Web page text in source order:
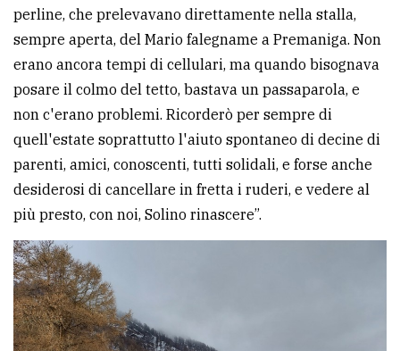
perline, che prelevavano direttamente nella stalla,
sempre aperta, del Mario falegname a Premaniga. Non
erano ancora tempi di cellulari, ma quando bisognava
posare il colmo del tetto, bastava un passaparola, e
non c'erano problemi. Ricorderò per sempre di
quell'estate soprattutto l'aiuto spontaneo di decine di
parenti, amici, conoscenti, tutti solidali, e forse anche
desiderosi di cancellare in fretta i ruderi, e vedere al
più presto, con noi, Solino rinascere”.